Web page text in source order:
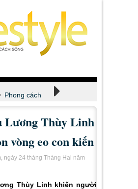
Phong cách
Lương Thùy Linh
vòng eo con kiến
ngày 24 tháng Tháng Hai năm
Thùy Linh khiến người